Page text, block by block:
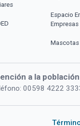
Espacio
Empresas
Mascotas
a la población
00598 4222